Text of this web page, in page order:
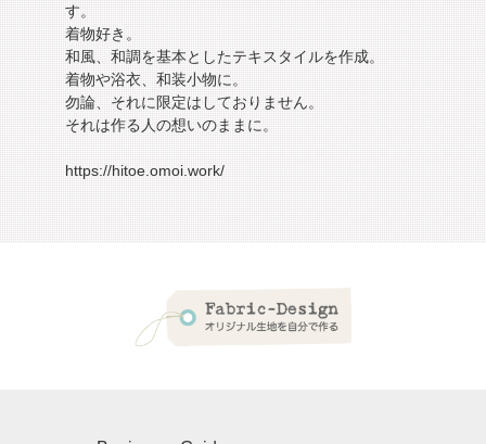
す。
着物好き。
和風、和調を基本としたテキスタイルを作成。
着物や浴衣、和装小物に。
勿論、それに限定はしておりません。
それは作る人の想いのままに。
https://hitoe.omoi.work/